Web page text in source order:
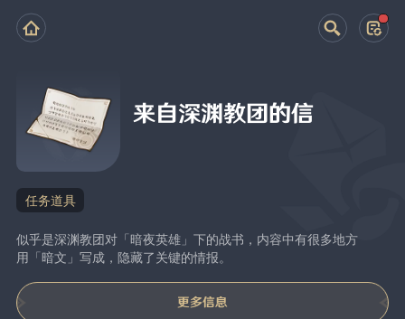
来自深渊教团的信
任务道具
似乎是深渊教团对「暗夜英雄」下的战书，内容中有很多地方
用「暗文」写成，隐藏了关键的情报。
更多信息